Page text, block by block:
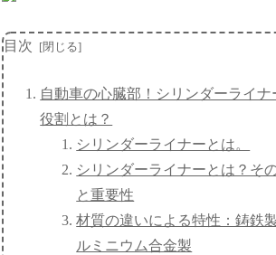
目次
自動車の心臓部！シリンダーライナ
役割とは？
シリンダーライナーとは。
シリンダーライナーとは？そ
と重要性
材質の違いによる特性：鋳鉄
ルミニウム合金製